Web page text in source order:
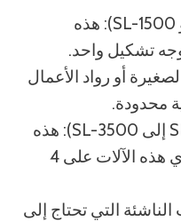
(SL-1000 و SL-1500): هذه
أو رواد الأعمال
محدودة.
(SL-2000 إلى SL-3500): هذه
تكوينات 3*4 و4*4. تحتوي هذه الآلات على 4
التي تحتاج إلى